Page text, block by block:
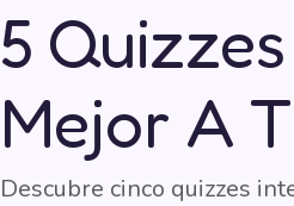
5
Mejor A
Descubre cinco quizzes